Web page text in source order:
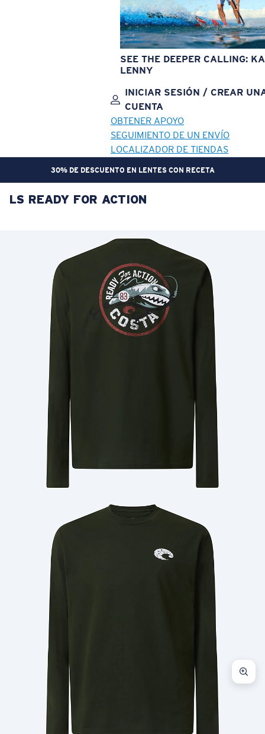
SEE THE DEEPER CALLING:
LENNY
INICIAR SESIÓN / CREAR
CUENTA
OBTENER APOYO
SEGUIMIENTO DE UN ENVÍO
LOCALIZADOR DE TIENDAS
30% DE DESCUENTO EN LENTES CON RECETA
OBJETIVO ACTUALIZADO¡AGREGADO AL CARRITO!
Cantidad:
Precio: Sin cargo
Cantidad:
LS READY FOR ACTION